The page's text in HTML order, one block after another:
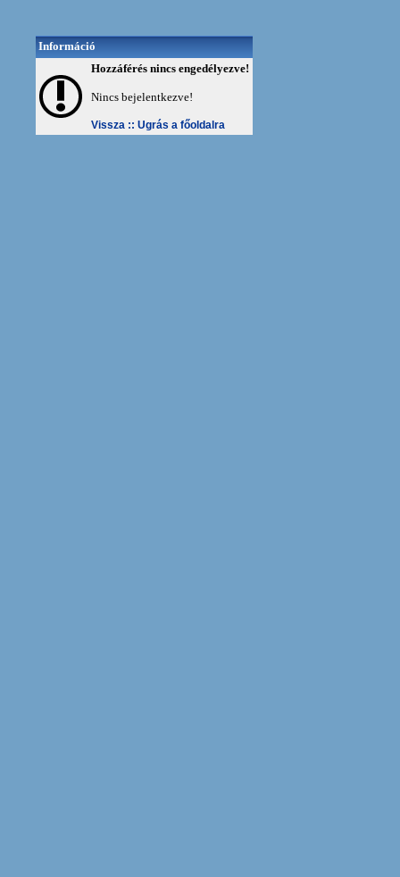
Információ
Hozzáférés nincs engedélyezve!
Nincs bejelentkezve!
Vissza :: Ugrás a főoldalra